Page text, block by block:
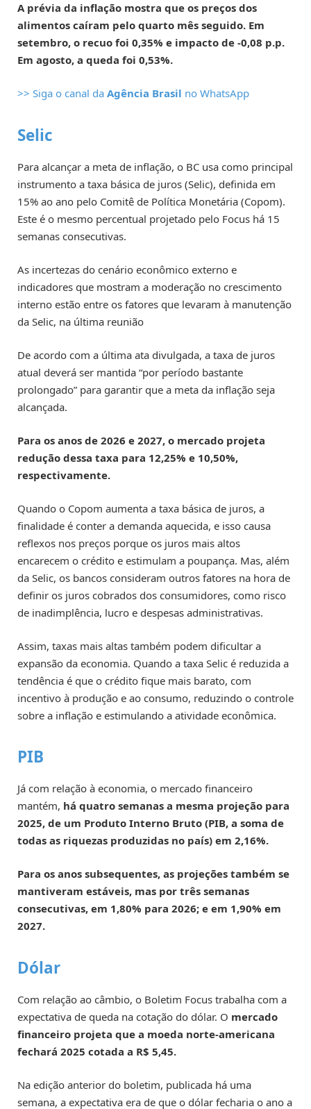
A prévia da inflação mostra que os preços dos
alimentos caíram pelo quarto mês seguido. Em
setembro, o recuo foi 0,35% e impacto de -0,08 p.p.
Em agosto, a queda foi 0,53%.
>> Siga o canal da Agência Brasil no WhatsApp
Selic
Para alcançar a meta de inflação, o BC usa como principal
instrumento a taxa básica de juros (Selic), definida em
15% ao ano pelo Comitê de Política Monetária (Copom).
Este é o mesmo percentual projetado pelo Focus há 15
semanas consecutivas.
As incertezas do cenário econômico externo e
indicadores que mostram a moderação no crescimento
interno estão entre os fatores que levaram à manutenção
da Selic, na última reunião
De acordo com a última ata divulgada, a taxa de juros
atual deverá ser mantida “por período bastante
prolongado” para garantir que a meta da inflação seja
alcançada.
Para os anos de 2026 e 2027, o mercado projeta
redução dessa taxa para 12,25% e 10,50%,
respectivamente.
Quando o Copom aumenta a taxa básica de juros, a
finalidade é conter a demanda aquecida, e isso causa
reflexos nos preços porque os juros mais altos
encarecem o crédito e estimulam a poupança. Mas, além
da Selic, os bancos consideram outros fatores na hora de
definir os juros cobrados dos consumidores, como risco
de inadimplência, lucro e despesas administrativas.
Assim, taxas mais altas também podem dificultar a
expansão da economia. Quando a taxa Selic é reduzida a
tendência é que o crédito fique mais barato, com
incentivo à produção e ao consumo, reduzindo o controle
sobre a inflação e estimulando a atividade econômica.
PIB
Já com relação à economia, o mercado financeiro
mantém, há quatro semanas a mesma projeção para
2025, de um Produto Interno Bruto (PIB, a soma de
todas as riquezas produzidas no país) em 2,16%.
Para os anos subsequentes, as projeções também se
mantiveram estáveis, mas por três semanas
consecutivas, em 1,80% para 2026; e em 1,90% em
2027.
Dólar
Com relação ao câmbio, o Boletim Focus trabalha com a
expectativa de queda na cotação do dólar. O mercado
financeiro projeta que a moeda norte-americana
fechará 2025 cotada a R$ 5,45.
Na edição anterior do boletim, publicada há uma
semana, a expectativa era de que o dólar fecharia o ano a